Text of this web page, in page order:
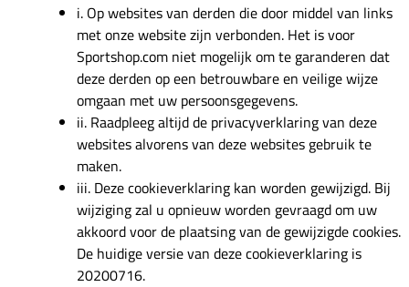
i. Op websites van derden die door middel van links
met onze website zijn verbonden. Het is voor
Sportshop.com niet mogelijk om te garanderen dat
deze derden op een betrouwbare en veilige wijze
omgaan met uw persoonsgegevens.
ii. Raadpleeg altijd de privacyverklaring van deze
websites alvorens van deze websites gebruik te
maken.
iii. Deze cookieverklaring kan worden gewijzigd. Bij
wijziging zal u opnieuw worden gevraagd om uw
akkoord voor de plaatsing van de gewijzigde cookies.
De huidige versie van deze cookieverklaring is
20200716.